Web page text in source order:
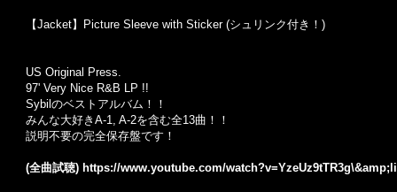
【Jacket】Picture Sleeve with Sticker (シュリンク付き！)
US Original Press.
97' Very Nice R&B LP !!
Sybilのベストアルバム！！
みんな大好きA-1, A-2を含む全13曲！！
説明不要の完全保存盤です！
(全曲試聴) https://www.youtube.com/